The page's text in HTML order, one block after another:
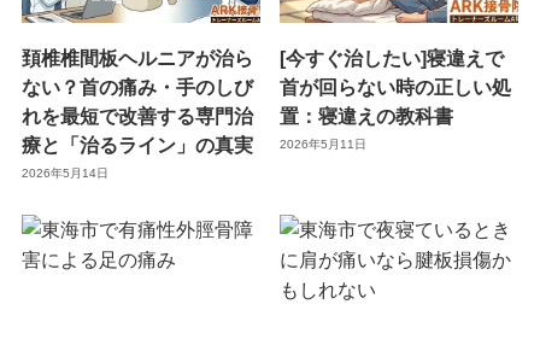
頚椎椎間板ヘルニアが治ら
ない？首の痛み・手のしび
れを最短で改善する専門治
療と「治るライン」の真実
2026年5月14日
[今すぐ治したい]寝違えで
首が回らない時の正しい処
置：寝違えの教科書
2026年5月11日